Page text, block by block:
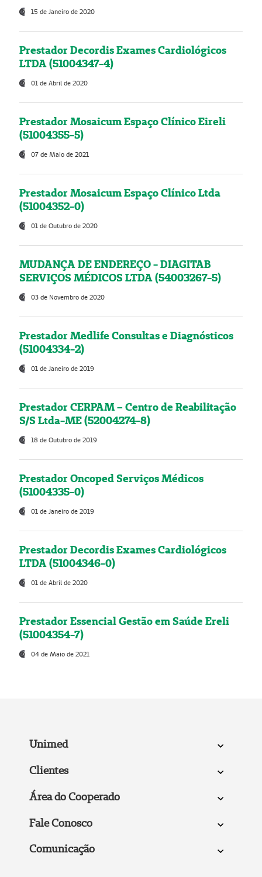
15 de Janeiro de 2020
Prestador Decordis Exames Cardiológicos
LTDA (51004347-4)
01 de Abril de 2020
Prestador Mosaicum Espaço Clínico Eireli
(51004355-5)
07 de Maio de 2021
Prestador Mosaicum Espaço Clínico Ltda
(51004352-0)
01 de Outubro de 2020
MUDANÇA DE ENDEREÇO - DIAGITAB
SERVIÇOS MÉDICOS LTDA (54003267-5)
03 de Novembro de 2020
Prestador Medlife Consultas e Diagnósticos
(51004334-2)
01 de Janeiro de 2019
Prestador CERPAM – Centro de Reabilitação
S/S Ltda-ME (52004274-8)
18 de Outubro de 2019
Prestador Oncoped Serviços Médicos
(51004335-0)
01 de Janeiro de 2019
Prestador Decordis Exames Cardiológicos
LTDA (51004346-0)
01 de Abril de 2020
Prestador Essencial Gestão em Saúde Ereli
(51004354-7)
04 de Maio de 2021
Unimed
Clientes
Área do Cooperado
Fale Conosco
Comunicação